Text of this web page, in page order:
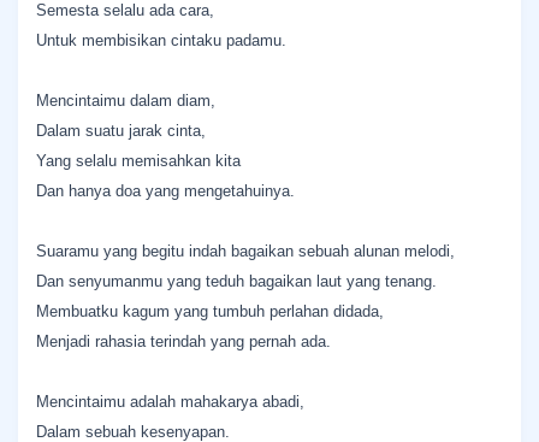
Semesta selalu ada cara,
Untuk membisikan cintaku padamu.
Mencintaimu dalam diam,
Dalam suatu jarak cinta,
Yang selalu memisahkan kita
Dan hanya doa yang mengetahuinya.
Suaramu yang begitu indah bagaikan sebuah alunan melodi,
Dan senyumanmu yang teduh bagaikan laut yang tenang.
Membuatku kagum yang tumbuh perlahan didada,
Menjadi rahasia terindah yang pernah ada.
Mencintaimu adalah mahakarya abadi,
Dalam sebuah kesenyapan.